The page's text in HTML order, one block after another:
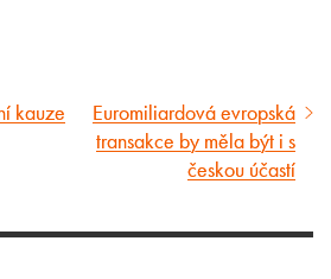
kauzeNásledující
článek
Euromiliardová evropská
transakce by měla být i s
českou účastí